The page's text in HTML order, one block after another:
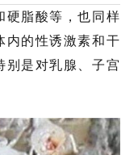
硬脂酸等，也同样
内的性诱激素和干
别是对乳腺、子宫